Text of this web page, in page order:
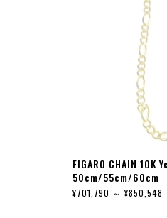
FIGARO CHAIN 10K
50cm/55cm/60cm
¥701,790 ～ ¥850,548